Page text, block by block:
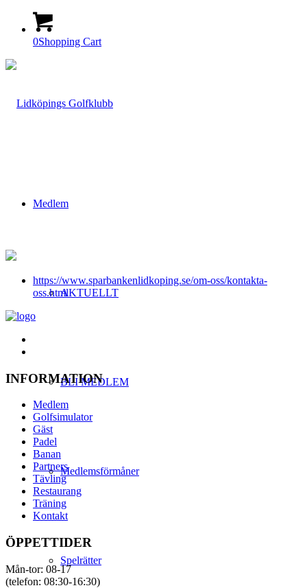
0Shopping Cart
Medlem
AKTUELLT
BLI MEDLEM
Medlemsförmåner
Spelrätter
https://www.sparbankenlidkoping.se/om-oss/kontakta-
oss.html
INFORMATION
Medlem
Golfsimulator
Gäst
Padel
Banan
Partners
Tävling
Restaurang
Träning
Kontakt
ÖPPETTIDER
Mån-tor: 08-17
(telefon: 08:30-16:30)